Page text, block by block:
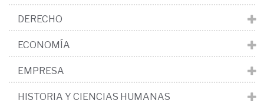
DERECHO
ECONOMÍA
EMPRESA
HISTORIA Y CIENCIAS HUMANAS